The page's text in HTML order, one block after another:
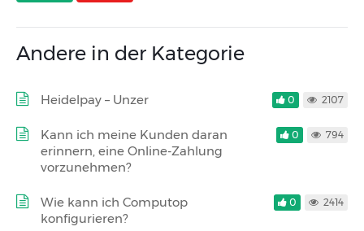
Andere in der Kategorie
Heidelpay – Unzer 0 2107
Kann ich meine Kunden daran
erinnern, eine Online-Zahlung
vorzunehmen?
0 794
Wie kann ich Computop
konfigurieren?
0 2414